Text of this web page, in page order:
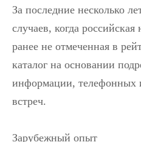
За последние несколько
случаев, когда
ранее не отмеченная в
каталог на основании
информации, телефонных
встреч.
Зарубежный опыт